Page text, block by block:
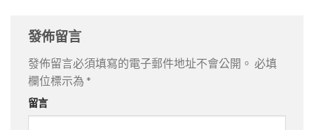
發佈留言
發佈留言必須填寫的電子郵件地址不會公開。 必填
欄位標示為 *
留言